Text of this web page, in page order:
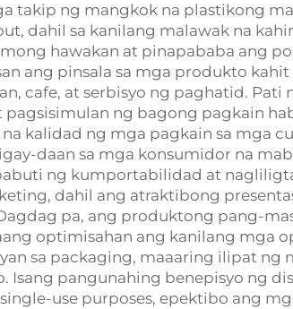
takip ng mangkok na plastikong
dahil sa kanilang malawak na
hawakan at pinapababa ang
ang pinsala sa mga produkto
cafe, at serbisyo ng paghatid.
ng bagong pagkain
na kalidad ng mga pagkain sa mga
daan sa mga konsumidor na
ng kumportabilidad at
dahil ang atraktibong
pa, ang produktong pang-
optimisahan ang kanilang mga
sa packaging, maaaring ilipat
Isang pangunahing benepisyo ng
single-use purposes, epektibo ang